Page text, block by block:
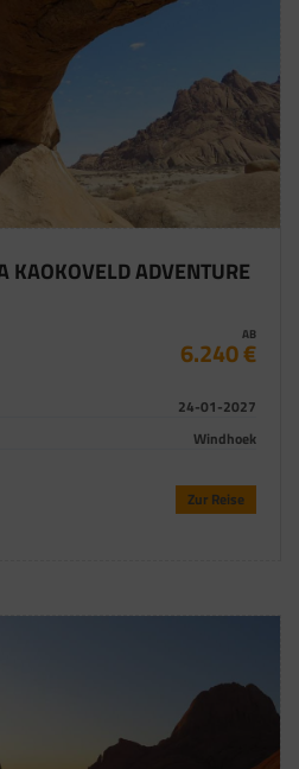
KAOKOVELD ADVENTURE
AB
6.240 €
24-01-2027
Windhoek
Zur Reise